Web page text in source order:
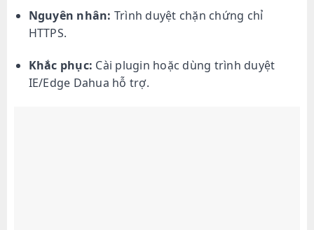
Nguyên nhân: Trình duyệt chặn chứng chỉ
HTTPS.
Khắc phục: Cài plugin hoặc dùng trình duyệt
IE/Edge Dahua hỗ trợ.